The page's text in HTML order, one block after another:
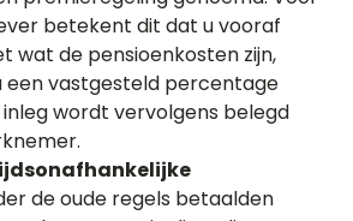
betekent dit dat u vooraf
wat de pensioenkosten zijn,
een vastgesteld percentage
inleg wordt vervolgens belegd
de oude regels betaalden